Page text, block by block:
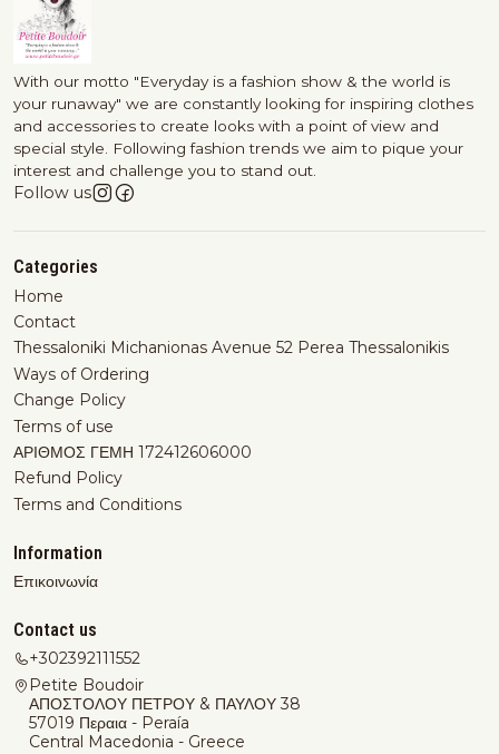
With our motto "Everyday is a fashion show & the world is
your runaway" we are constantly looking for inspiring clothes
and accessories to create looks with a point of view and
special style. Following fashion trends we aim to pique your
interest and challenge you to stand out.
Follow us
Categories
Home
Contact
Thessaloniki Michanionas Avenue 52 Perea Thessalonikis
Ways of Ordering
Change Policy
Terms of use
ΑΡΙΘΜΟΣ ΓΕΜΗ 172412606000
Refund Policy
Terms and Conditions
Information
Επικοινωνία
Contact us
+302392111552
Petite Boudoir
ΑΠΟΣΤΟΛΟΥ ΠΕΤΡΟΥ & ΠΑΥΛΟΥ 38
57019 Περαια - Peraía
Central Macedonia - Greece